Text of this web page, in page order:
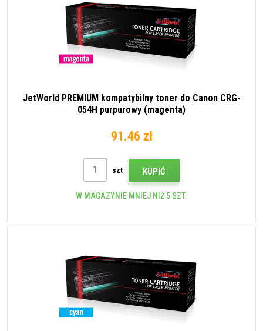
JetWorld PREMIUM kompatybilny toner do Canon CRG-
054H purpurowy (magenta)
91.46 zł
szt KUPIĆ
W MAGAZYNIE MNIEJ NIŻ 5 SZT.